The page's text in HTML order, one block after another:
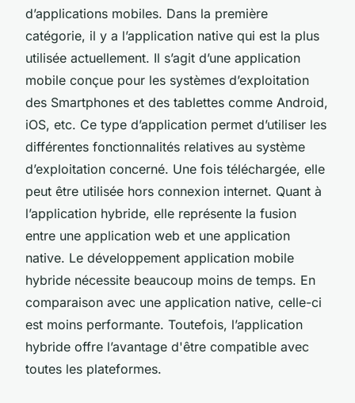
d’applications mobiles. Dans la première
catégorie, il y a l’application native qui est la plus
utilisée actuellement. Il s’agit d’une application
mobile conçue pour les systèmes d’exploitation
des Smartphones et des tablettes comme Android,
iOS, etc. Ce type d’application permet d’utiliser les
différentes fonctionnalités relatives au système
d’exploitation concerné. Une fois téléchargée, elle
peut être utilisée hors connexion internet. Quant à
l’application hybride, elle représente la fusion
entre une application web et une application
native. Le développement application mobile
hybride nécessite beaucoup moins de temps. En
comparaison avec une application native, celle-ci
est moins performante. Toutefois, l’application
hybride offre l’avantage d'être compatible avec
toutes les plateformes.